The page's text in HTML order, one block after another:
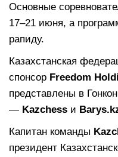
Основные
17–21 июня, а
рапиду.
Казахстанская
спонсор Freedom
представлены в
— Kazchess и
Капитан команды
президент